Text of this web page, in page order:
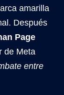
amarilla
Después
Page
de Meta
entre